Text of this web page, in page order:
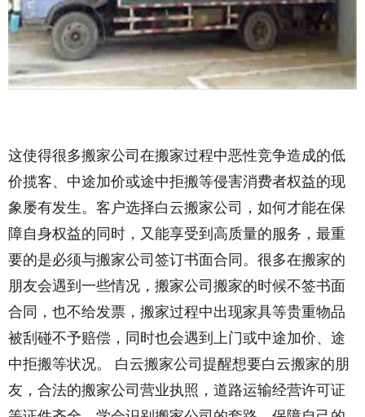
这使得很多搬家公司在搬家过程中恶性竞争造成的低
价揽客、中途加价或途中拒搬等侵害消费者权益的现
象屡有发生。客户选择白云搬家公司，如何才能在保
障自身权益的同时，又能享受到高质量的服务，最重
要的是必须与搬家公司签订书面合同。很多在搬家的
朋友会遇到一些情况，搬家公司搬家的时候不签书面
合同，也不给发票，搬家过程中出现家具等贵重物品
被刮碰不予赔偿，同时也会遇到上门或中途加价、途
中拒搬等状况。 白云搬家公司提醒想要白云搬家的朋
友，合法的搬家公司营业执照，道路运输经营许可证